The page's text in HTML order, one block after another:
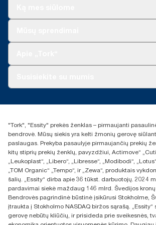
1,5 g, vandens dozė – 495 g). Kadangi šie
+370 5 268 3455
UAB Essity Lithuania
Naugarduko g. 98
LT-03160 Vilnius, Lietuva
"Tork", "Essity" prekės ženklas – pirmaujanti
bendrovė. Mūsų siekis yra kelti žmonių gerovę
paslaugas. Prekyba pasaulyje pirmaujančių prekių
kitų stiprių prekių ženklų, pavyzdžiui, Actimove“
„Leukoplast“, „Libero“, „Libresse“, „Modibodi“,
„TOM Organic“ „Tempo“, ir „Zewa“, produktais
šalių. „Essity“ dirba apie 36 tūkst. darbuotojų. 2024
pardavimai siekė maždaug 146 mlrd. Švedijos kronų
Bendrovės pagrindinė būstinė įsikūrusi Stokholme,
įtraukta į Stokholmo NASDAQ biržos sąrašą.
gerovę nebūtų kliūčių, ir prisideda prie sveikesnės,